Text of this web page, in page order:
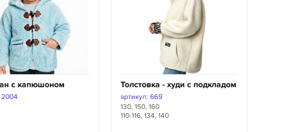
с капюшоном
2004
Толстовка - худи с подкладом
артикул: 669
130, 150, 160
110-116, 134, 140